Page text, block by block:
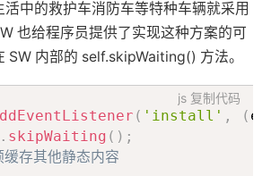
活中的救护车消防车等特种车辆就采用
也给程序员提供了实现这种方案的可
SW 内部的 self.skipWaiting() 方法。
js 复制代码
( 'install' , (
. skipWaiting ( ) ;
存其他静态内容